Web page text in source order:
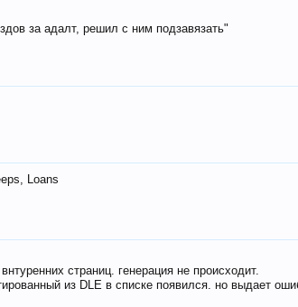
за адалт, решил с ним подзавязать"
Loans
страниц. генерация не происходит.
из DLE в списке появился. но выдает